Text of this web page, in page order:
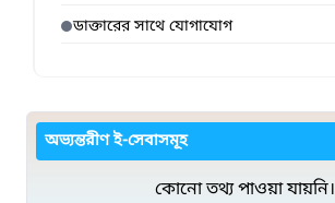
ডাক্তারের সাথে যোগাযোগ
অভ্যন্তরীণ ই-সেবাসমূহ
কোনো তথ্য পাওয়া যায়নি।